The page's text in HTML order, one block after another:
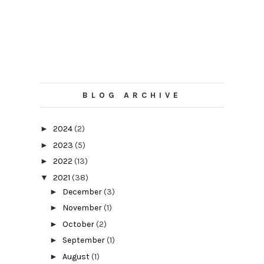
BLOG ARCHIVE
► 2024(2)
► 2023 (5)
► 2022 (13)
▼ 2021 (38)
► December(3)
► November(1)
►October(2)
► September(1)
►August(1)